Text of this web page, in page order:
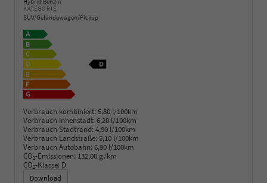
KATEGORIE
SUV/Geländewagen/Pickup
Verbrauch kombiniert: 5,80 l/100km
Verbrauch Innenstadt: 6,20 l/100km
Verbrauch Stadtrand: 4,90 l/100km
Verbrauch Landstraße: 5,10 l/100km
Verbrauch Autobahn: 6,90 l/100km
CO2-Emissionen: 132,00 g/km
CO2-Klasse: D
Download